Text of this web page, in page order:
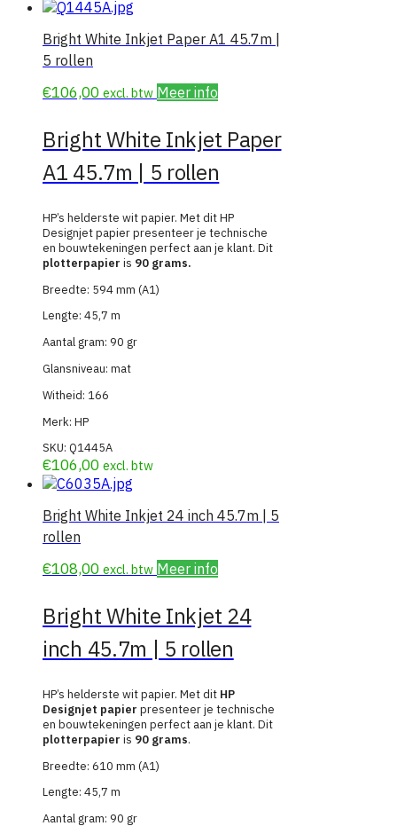
Bright White Inkjet Paper A1 45.7m |
5 rollen
€106,00 excl. btw Meer info
Bright White Inkjet Paper
A1 45.7m | 5 rollen
HP’s helderste wit papier. Met dit HP
Designjet papier presenteer je technische
en bouwtekeningen perfect aan je klant. Dit
plotterpapier is 90 grams.
Breedte: 594 mm (A1)
Lengte: 45,7 m
Aantal gram: 90 gr
Glansniveau: mat
Witheid: 166
Merk: HP
SKU: Q1445A
€106,00 excl. btw
Bright White Inkjet 24 inch 45.7m | 5
rollen
€108,00 excl. btw Meer info
Bright White Inkjet 24
inch 45.7m | 5 rollen
HP’s helderste wit papier. Met dit HP
Designjet papier presenteer je technische
en bouwtekeningen perfect aan je klant. Dit
plotterpapier is 90 grams.
Breedte: 610 mm (A1)
Lengte: 45,7 m
Aantal gram: 90 gr